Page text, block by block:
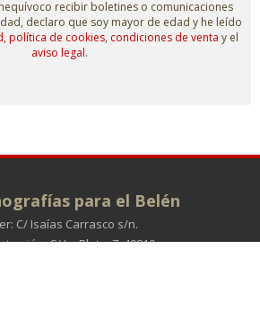
recibir boletines o comunicaciones
declaro que soy mayor de edad y he leído
, política de cookies, condiciones de venta y el
aviso legal.
para el Belén
C/ Isaías Carrasco s/n.
C/ La Plata, 7. 49810